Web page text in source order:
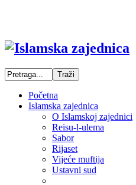
Početna
Islamska zajednica
O Islamskoj zajednici
Reisu-l-ulema
Sabor
Rijaset
Vijeće muftija
Ustavni sud